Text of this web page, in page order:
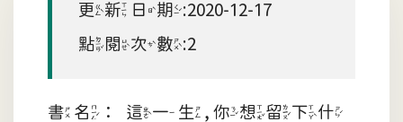
更新日期:2020-12-17
點閱次數:2
書名：這一生, 你想留下什